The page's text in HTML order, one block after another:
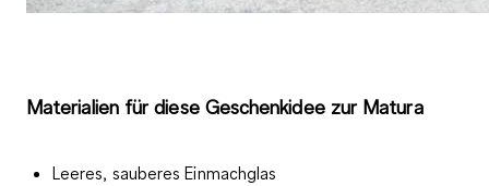
Materialien für diese Geschenkidee zur Matura
Leeres, sauberes Einmachglas